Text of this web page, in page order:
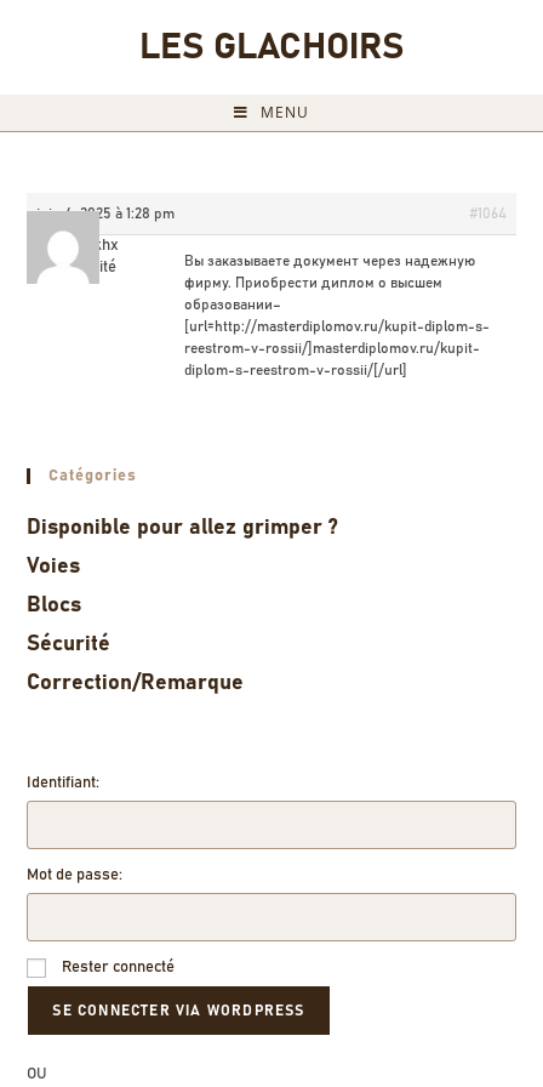
LES GLACHOIRS
MENU
juin 4, 2025 à 1:28 pm #1064
Sazrkhx
Invité
Вы заказываете документ через надежную
фирму. Приобрести диплом о высшем
образовании–
[url=http://masterdiplomov.ru/kupit-diplom-s-
reestrom-v-rossii/]masterdiplomov.ru/kupit-
diplom-s-reestrom-v-rossii/[/url]
Catégories
Disponible pour allez grimper ?
Voies
Blocs
Sécurité
Correction/Remarque
Identifiant:
Mot de passe:
Rester connecté
OU